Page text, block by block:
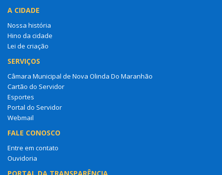
A CIDADE
Nossa história
Hino da cidade
Lei de criação
SERVIÇOS
Câmara Municipal de Nova Olinda Do Maranhão
Cartão do Servidor
Esportes
Portal do Servidor
Webmail
FALE CONOSCO
Entre em contato
Ouvidoria